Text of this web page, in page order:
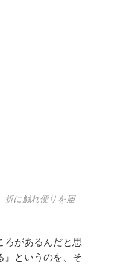
折に触れ便りを届
ろがあるんだと思
』というのを、そ